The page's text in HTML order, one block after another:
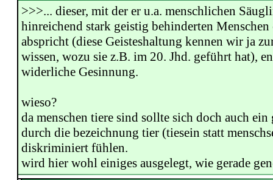
>>>... dieser, mit der er u.a. menschlichen
hinreichend stark geistig behinderten Menschen
abspricht (diese Geisteshaltung kennen wir ja
wissen, wozu sie z.B. im 20. Jhd. geführt hat),
widerliche Gesinnung.
wieso?
da menschen tiere sind sollte sich doch auch
durch die bezeichnung tier (tiesein statt
diskriminiert fühlen.
wird hier wohl einiges ausgelegt, wie gerade